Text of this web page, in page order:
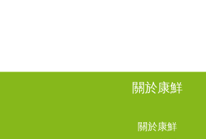
關於康鮮
關於康鮮